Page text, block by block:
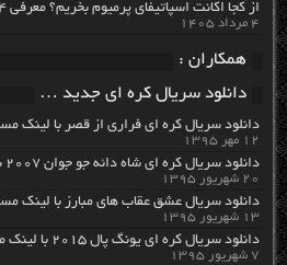
از کجا اکانت اسپاتیفای پرمیوم بخریم؟ معرفی ۴ فروشگاه معتبر ایرانی
۴ مرداد ۱۴۰۵
همکاران :
دانلود سریال کره ای جدید …
دانلود سریال کره ای فراری از قصر با لینک
۱۲ مهر ۱۳۹۵
دانلود سریال کره ای شاه دائه جو جوان ۲۰۰۷ با لینک مستقیم
۲۰ شهریور ۱۳۹۵
دانلود سریال عشق عقاب های مبارز با لینک
۱۳ شهریور ۱۳۹۵
دانلود سریال کره ای یونگ پال ۲۰۱۵ با لینک مستقیم
۷ شهریور ۱۳۹۵